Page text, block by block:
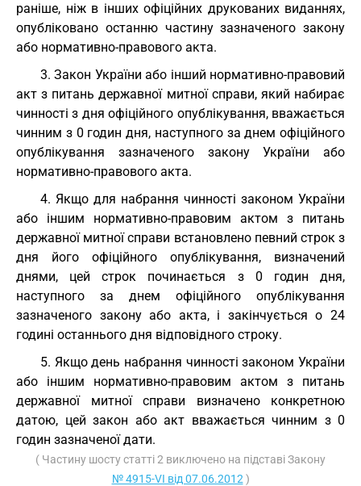
раніше, ніж в інших офіційних друкованих виданнях,
опубліковано останню частину зазначеного закону
або нормативно-правового акта.
3. Закон України або інший нормативно-правовий
акт з питань державної митної справи, який набирає
чинності з дня офіційного опублікування, вважається
чинним з 0 годин дня, наступного за днем офіційного
опублікування зазначеного закону України або
нормативно-правового акта.
4. Якщо для набрання чинності законом України
або іншим нормативно-правовим актом з питань
державної митної справи встановлено певний строк з
дня його офіційного опублікування, визначений
днями, цей строк починається з 0 годин дня,
наступного за днем офіційного опублікування
зазначеного закону або акта, і закінчується о 24
годині останнього дня відповідного строку.
5. Якщо день набрання чинності законом України
або іншим нормативно-правовим актом з питань
державної митної справи визначено конкретною
датою, цей закон або акт вважається чинним з 0
годин зазначеної дати.
( Частину шосту статті 2 виключено на підставі Закону
№ 4915-VI від 07.06.2012 )